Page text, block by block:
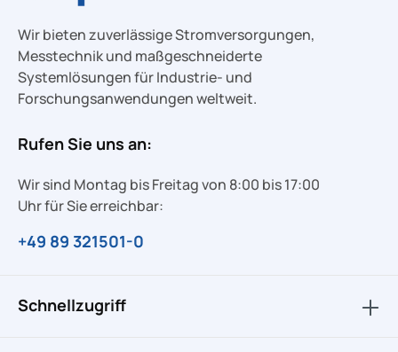
Wir bieten zuverlässige Stromversorgungen,
Messtechnik und maßgeschneiderte
Systemlösungen für Industrie- und
Forschungsanwendungen weltweit.
Rufen Sie uns an:
Wir sind Montag bis Freitag von 8:00 bis 17:00
Uhr für Sie erreichbar:
+49 89 321501-0
Schnellzugriff